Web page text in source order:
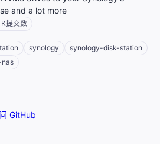
and a lot more
提交数
synology
synology-disk-station
GitHub